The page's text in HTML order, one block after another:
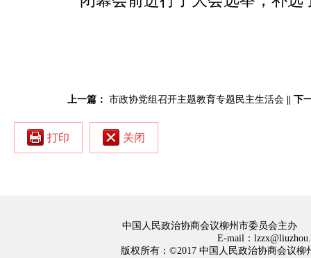
上一篇： 市政协党组召开主题教育专题民主生活会 下
打印 关闭
中国人民政治协商会议柳州市委员会主办
E-mail：
版权所有：©2017 中国人民政治协商会